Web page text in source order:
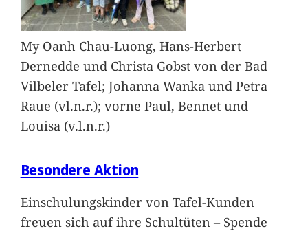
My Oanh Chau-Luong, Hans-Herbert
Dernedde und Christa Gobst von der Bad
Vilbeler Tafel; Johanna Wanka und Petra
Raue (vl.n.r.); vorne Paul, Bennet und
Louisa (v.l.n.r.)
Besondere Aktion
Einschulungskinder von Tafel-Kunden
freuen sich auf ihre Schultüten – Spende